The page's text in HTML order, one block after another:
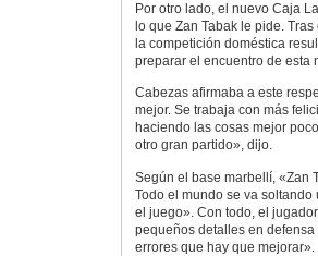
Por otro lado, el nuevo Caja
lo que Zan Tabak le pide.
la competición doméstica
preparar el encuentro de esta
Cabezas afirmaba a este
mejor. Se trabaja con más
haciendo las cosas mejor
otro gran partido», dijo.
Según el base marbellí, «Zan
Todo el mundo se va
el juego». Con todo, el
pequeños detalles en
errores que hay que mejorar».